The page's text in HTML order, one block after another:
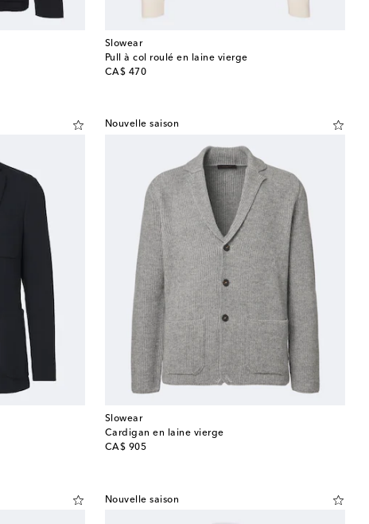
Slowear
Pull à col roulé en laine vierge
CA$ 470
original price
Nouvelle saison
Slowear
Cardigan en laine vierge
CA$ 905
original price
Nouvelle saison